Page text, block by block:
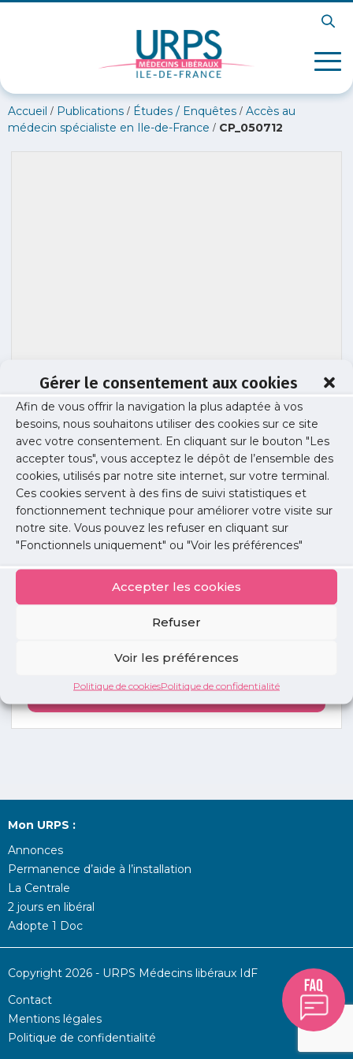
Gérer le consentement aux cookies
Afin de vous offrir la navigation la plus adaptée à vos
besoins, nous souhaitons utiliser des cookies sur ce site
avec votre consentement. En cliquant sur le bouton "Les
accepter tous", vous acceptez le dépôt de l’ensemble des
cookies, utilisés par notre site internet, sur votre terminal.
Ces cookies servent à des fins de suivi statistiques et
fonctionnement technique pour améliorer votre visite sur
notre site. Vous pouvez les refuser en cliquant sur
"Fonctionnels uniquement" ou "Voir les préférences"
Accepter les cookies
Refuser
Voir les préférences
Politique de cookiesPolitique de confidentialité
Accueil / Publications / Études / Enquêtes / Accès au
médecin spécialiste en Ile-de-France / CP_050712
CP_050712
Publié le : 4 mai 2017
Partager cet article :
annonces
Mon URPS :
Annonces
Permanence d’aide à l’installation
La Centrale
2 jours en libéral
Adopte 1 Doc
Copyright 2026 - URPS Médecins libéraux IdF
Contact
Mentions légales
Politique de confidentialité